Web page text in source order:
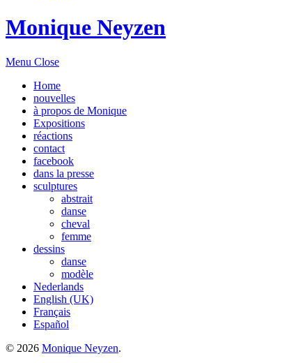
Monique Neyzen
Menu Close
Home
nouvelles
à propos de Monique
Expositions
réactions
contact
facebook
dans la presse
sculptures
abstrait
danse
cheval
femme
dessins
danse
modèle
Nederlands
English (UK)
Français
Español
© 2026 Monique Neyzen.